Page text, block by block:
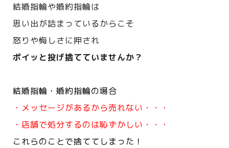
結婚指輪や婚約指輪は
思い出が詰まっているからこそ
怒りや悔しさに押され
ポイッと投げ捨てていませんか？
結婚指輪・婚約指輪の場合
・メッセージがあるから売れない・・・
・店舗で処分するのは恥ずかしい・・・
これらのことで捨ててしまった！